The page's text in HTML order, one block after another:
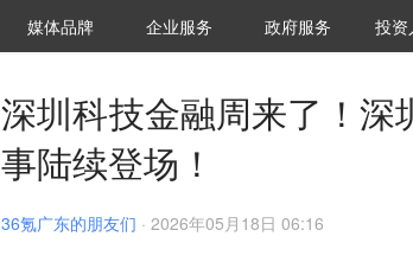
媒体品牌 36Kr研究院
企业服务 城市之窗
政府服务 VClub
投资机
投资
深圳科技金融周来了！深
事陆续登场！
36氪广东的朋友们 · 2026年05月18日 06:16